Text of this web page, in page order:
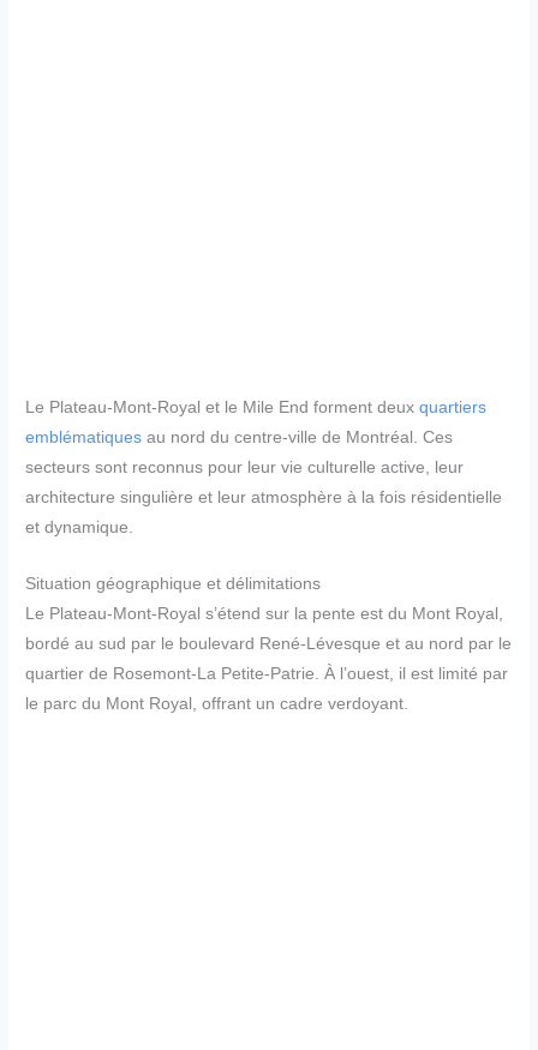
Le Plateau-Mont-Royal et le Mile End forment deuxquartiers
emblématiques au nord du centre-ville de Montréal. Ces
secteurs sont reconnus pour leur vie culturelle active, leur
architecture singulière et leur atmosphère à la fois résidentielle
et dynamique.
Situation géographique et délimitations
Le Plateau-Mont-Royal s’étend sur la pente est du Mont Royal,
bordé au sud par le boulevard René-Lévesque et au nord par le
quartier de Rosemont-La Petite-Patrie. À l’ouest, il est limité par
le parc du Mont Royal, offrant un cadre verdoyant.